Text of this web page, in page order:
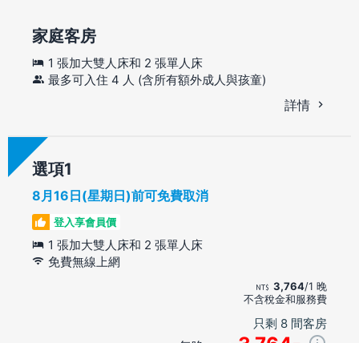
家庭客房
1 張加大雙人床和 2 張單人床
最多可入住 4 人 (含所有額外成人與孩童)
詳情
選項
8月16日(星期日)前可免費取消
登入享會員價
1 張加大雙人床和 2 張單人床
免費無線上網
3,764/1 晚
不含稅金和服務費
只剩 8 間客房